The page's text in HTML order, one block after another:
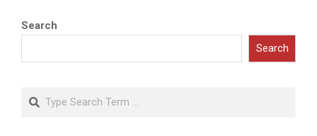
Search
Search
Search